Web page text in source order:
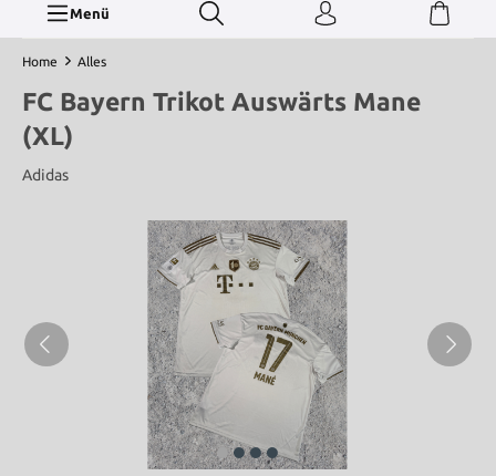
Menü
Home Alles
FC Bayern Trikot Auswärts Mane
(XL)
Adidas